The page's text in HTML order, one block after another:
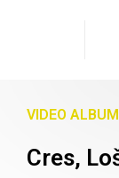
VIDEO ALBUM
Cres,